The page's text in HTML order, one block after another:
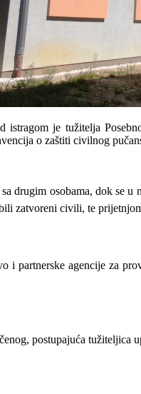
istragom je tužitelja
o zaštiti civilnog
drugim osobama, dok se
zatvoreni civili, te
i partnerske agencije za
postupajuća tužiteljica